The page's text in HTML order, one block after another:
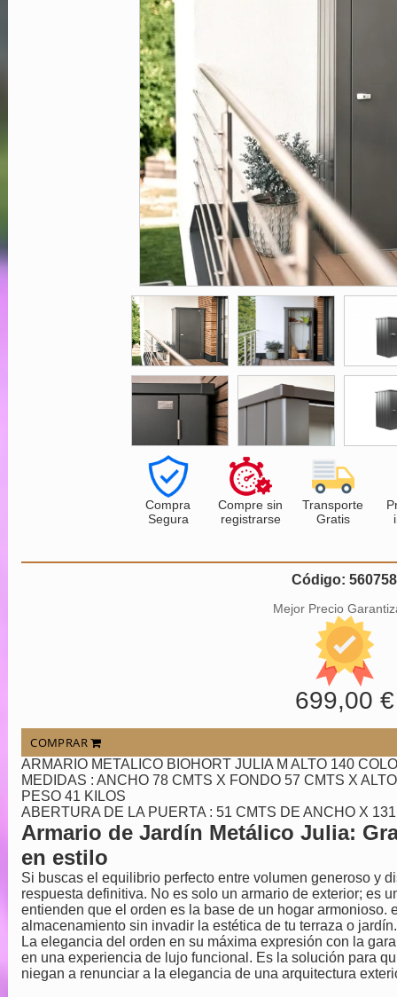
Compra
Segura
Compre sin
registrarse
Transporte
Gratis
Código: 560758
Mejor Precio
699,00 €
COMPRAR
ARMARIO METALICO BIOHORT JULIA M ALTO 140
MEDIDAS : ANCHO 78 CMTS X FONDO 57 CMTS X
PESO 41 KILOS
ABERTURA DE LA PUERTA : 51 CMTS DE ANCHO X
Armario de Jardín Metálico Julia:
en estilo
Si buscas el equilibrio perfecto entrevolumen generoso y
respuesta definitiva. No es solo un armario de exterior; es
entienden que el orden es la base de un hogar armonioso.
almacenamiento sin invadir la estética de tu terraza o jardín.
La elegancia del orden en su máxima expresión con la
en una experiencia de lujo funcional. Es la solución para
niegan a renunciar a la elegancia de una arquitectura